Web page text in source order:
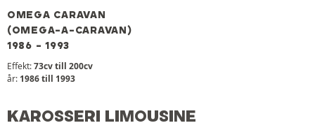
OMEGA CARAVAN
(OMEGA-A-CARAVAN)
1986 - 1993
Effekt:73cv till 200cv
år: 1986 till 1993
KAROSSERI LIMOUSINE